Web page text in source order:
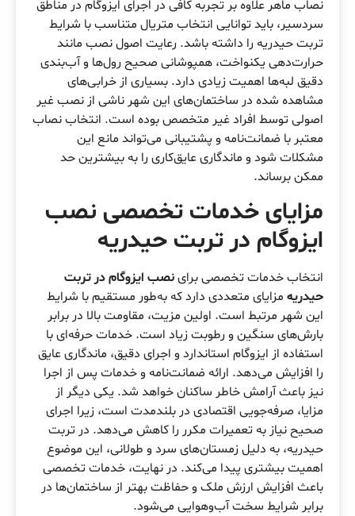
نصاب ماهر علاوه بر تجربه کافی در اجرای ایزوگام در مناطق
سردسیر، باید توانایی انتخاب متریال متناسب با شرایط
تربت حیدریه را داشته باشد. رعایت اصول نصب مانند
حرارت‌دهی یکنواخت، همپوشانی صحیح رول‌ها و آب‌بندی
دقیق لبه‌ها اهمیت زیادی دارد. بسیاری از خرابی‌های
مشاهده شده در ساختمان‌های این شهر ناشی از نصب غیر
اصولی توسط افراد غیر متخصص بوده است. انتخاب نصاب
معتبر با ضمانت‌نامه و پشتیبانی می‌تواند مانع این
مشکلات شود و ماندگاری عایق‌کاری را به بیشترین حد
ممکن برساند.
مزایای خدمات تخصصی نصب
ایزوگام در تربت حیدریه
انتخاب خدمات تخصصی براینصب ایزوگام در تربت
حیدریه مزایای متعددی دارد که به‌طور مستقیم با شرایط
این شهر مرتبط است. اولین مزیت، مقاومت بالا در برابر
بارش‌های سنگین و رطوبت زیاد است. خدمات حرفه‌ای با
استفاده از ایزوگام استاندارد و اجرای دقیق، ماندگاری عایق
را افزایش می‌دهد. ارائه ضمانت‌نامه و خدمات پس از اجرا
نیز باعث آرامش خاطر ساکنان خواهد شد. یکی دیگر از
مزایا، صرفه‌جویی اقتصادی در بلندمدت است، زیرا اجرای
صحیح نیاز به تعمیرات مکرر را کاهش می‌دهد. در تربت
حیدریه، به دلیل زمستان‌های سرد و طولانی، این موضوع
اهمیت بیشتری پیدا می‌کند. در نهایت، خدمات تخصصی
باعث افزایش ارزش ملک و حفاظت بهتر از ساختمان‌ها در
برابر شرایط سخت آب‌وهوایی می‌شود.